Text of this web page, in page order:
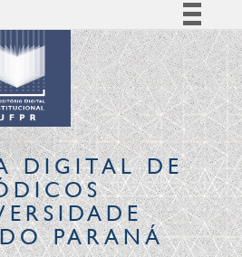
Simplifique!
Comunica BR
Participe
Acesso à informação
Legislação
Canais
DIGITALDE
PARANÁ